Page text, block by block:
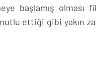
başlamış
ettiği gibi yakın